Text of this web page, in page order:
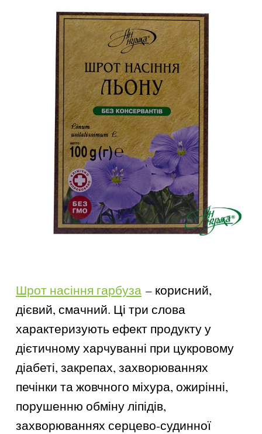
Шрот насіння гарбуза – корисний,
дієвий, смачний. Ці три слова
характеризують ефект продукту у
дієтичному харчуванні при цукровому
діабеті, закрепах, захворюваннях
печінки та жовчного міхура, ожирінні,
порушенню обміну ліпідів,
захворюваннях серцево-судинної